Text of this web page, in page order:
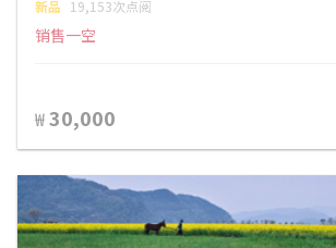
新品 19,153次点阅
销售一空
₩30,000